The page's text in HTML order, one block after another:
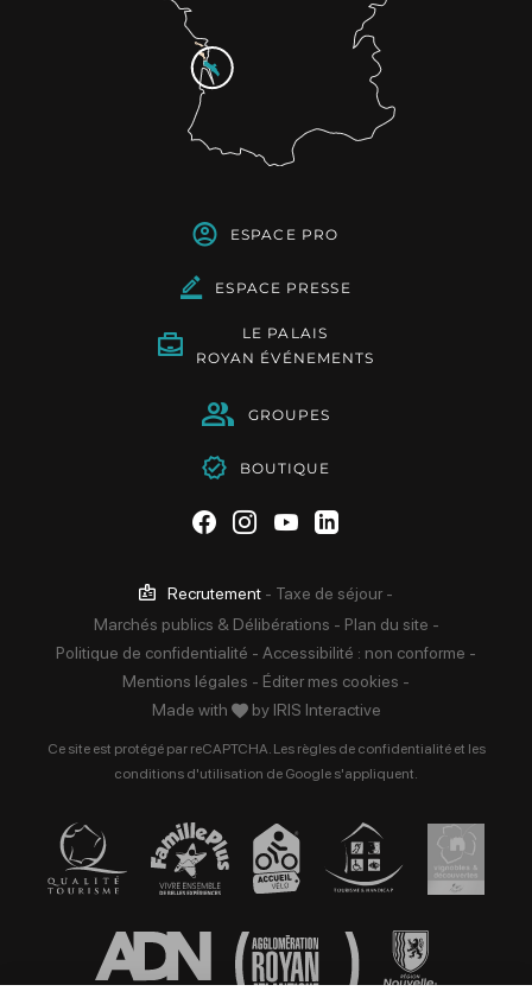
ESPACE PRO
ESPACE PRESSE
LE PALAIS
ROYAN ÉVÉNEMENTS
GROUPES
BOUTIQUE
Suivez-nous sur Facebook
Suivez-nous sur
Suivez-nous sur
Suivez-nous sur
Recrutement - Taxe de séjour -
Marchés publics & Délibérations - Plan du site -
Politique de confidentialité - Accessibilité : non conforme -
Mentions légales - Éditer mes cookies -
Made with
by IRIS Interactive
Ce site est protégé par reCAPTCHA. Les règles de confidentialitéet les
conditions d'utilisation de Google s'appliquent.